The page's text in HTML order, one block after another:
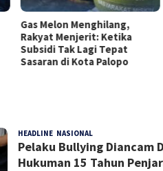
Gas Melon Menghilang,
Rakyat Menjerit: Ketika
Subsidi Tak Lagi Tepat
Sasaran di Kota Palopo
HEADLINE NASIONAL
Rahmania
Pelaku Bullying Diancam
Hukuman 15 Tahun